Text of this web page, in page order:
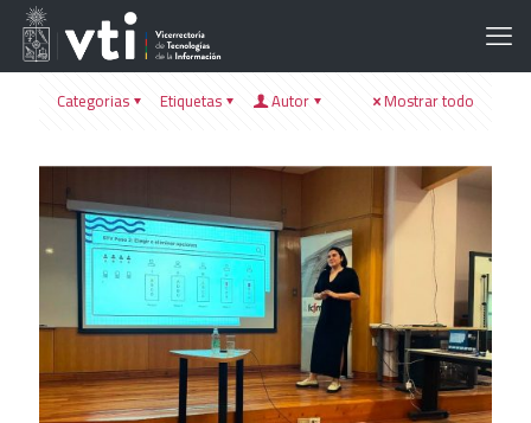
Categorias Etiquetas Autor Mostrar todo